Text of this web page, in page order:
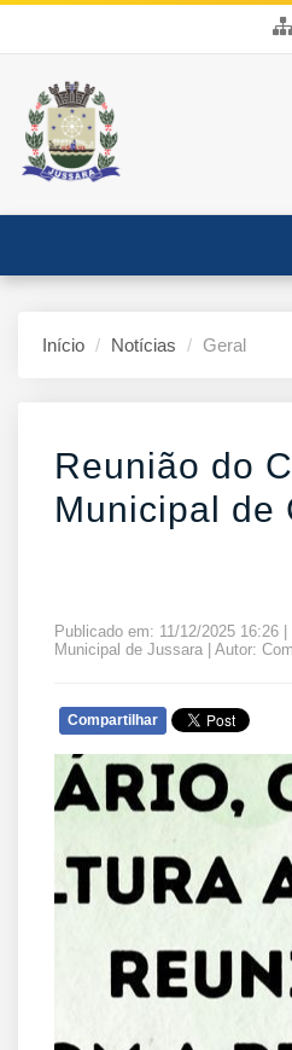
Início Notícias Geral
Reunião do
Municipal de
Publicado em: 11/12/2025 16:26
Municipal de Jussara | Autor:
Compartilhar